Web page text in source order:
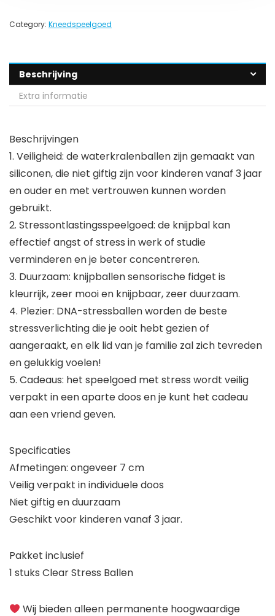
Category: Kneedspeelgoed
Beschrijving
Extra informatie
Beschrijvingen
1. Veiligheid: de waterkralenballen zijn gemaakt van
siliconen, die niet giftig zijn voor kinderen vanaf 3 jaar
en ouder en met vertrouwen kunnen worden
gebruikt.
2. Stressontlastingsspeelgoed: de knijpbal kan
effectief angst of stress in werk of studie
verminderen en je beter concentreren.
3. Duurzaam: knijpballen sensorische fidget is
kleurrijk, zeer mooi en knijpbaar, zeer duurzaam.
4. Plezier: DNA-stressballen worden de beste
stressverlichting die je ooit hebt gezien of
aangeraakt, en elk lid van je familie zal zich tevreden
en gelukkig voelen!
5. Cadeaus: het speelgoed met stress wordt veilig
verpakt in een aparte doos en je kunt het cadeau
aan een vriend geven.
Specificaties
Afmetingen: ongeveer 7 cm
Veilig verpakt in individuele doos
Niet giftig en duurzaam
Geschikt voor kinderen vanaf 3 jaar.
Pakket inclusief
1 stuks Clear Stress Ballen
Wij bieden alleen permanente hoogwaardige